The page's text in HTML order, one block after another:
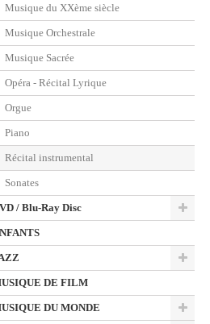
Musique du XXème siècle
Musique Orchestrale
Musique Sacrée
Opéra - Récital Lyrique
Orgue
Piano
Récital instrumental
Sonates
/ Blu-Ray Disc
DE FILM
DU MONDE